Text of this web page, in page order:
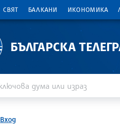
СВЯТ БАЛКАНИ ИКОНОМИКА
БЪЛГАРСКА
Вход